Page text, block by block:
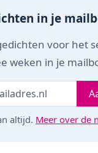
in je
voor het
weken in je
Je e-
altijd. Meer over de